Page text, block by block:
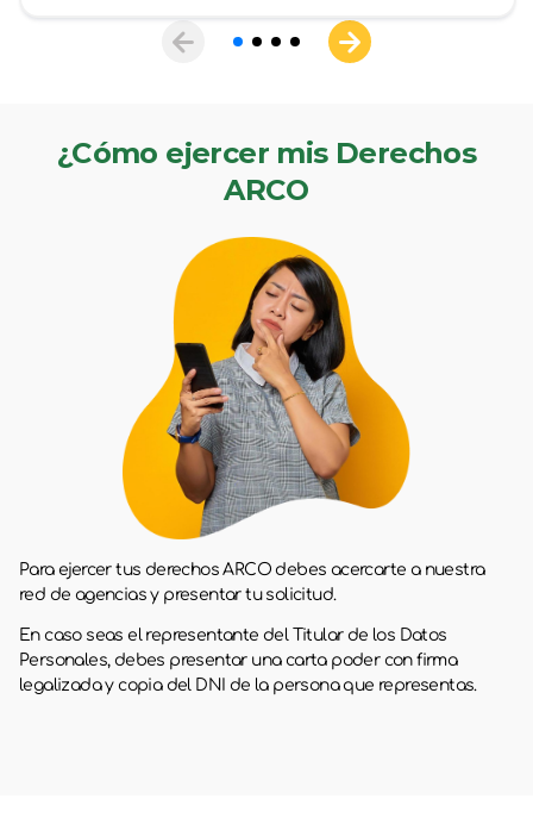
¿Cómo ejercer mis Derechos
ARCO
Para ejercer tus derechos ARCO debes acercarte a nuestra
red de agencias y presentar tu solicitud.
En caso seas el representante del Titular de los Datos
Personales, debes presentar una carta poder con firma
legalizada y copia del DNI de la persona que representas.